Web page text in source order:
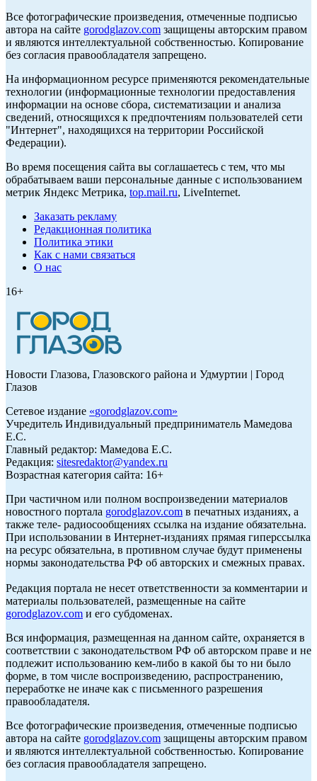
Все фотографические произведения, отмеченные подписью
автора на сайте gorodglazov.com защищены авторским правом
и являются интеллектуальной собственностью. Копирование
без согласия правообладателя запрещено.
На информационном ресурсе применяются рекомендательные
технологии (информационные технологии предоставления
информации на основе сбора, систематизации и анализа
сведений, относящихся к предпочтениям пользователей сети
"Интернет", находящихся на территории Российской
Федерации).
Во время посещения сайта вы соглашаетесь с тем, что мы
обрабатываем ваши персональные данные с использованием
метрик Яндекс Метрика, top.mail.ru, LiveInternet.
Заказать рекламу
Редакционная политика
Политика этики
Как с нами связаться
О нас
16+
Новости Глазова, Глазовского района и Удмуртии | Город
Глазов
Сетевое издание «gorodglazov.com»
Учредитель Индивидуальный предприниматель Мамедова
Е.С.
Главный редактор: Мамедова Е.С.
Редакция: sitesredaktor@yandex.ru
Возрастная категория сайта: 16+
При частичном или полном воспроизведении материалов
новостного портала gorodglazov.com в печатных изданиях, а
также теле- радиосообщениях ссылка на издание обязательна.
При использовании в Интернет-изданиях прямая гиперссылка
на ресурс обязательна, в противном случае будут применены
нормы законодательства РФ об авторских и смежных правах.
Редакция портала не несет ответственности за комментарии и
материалы пользователей, размещенные на сайте
gorodglazov.com и его субдоменах.
Вся информация, размещенная на данном сайте, охраняется в
соответствии с законодательством РФ об авторском праве и не
подлежит использованию кем-либо в какой бы то ни было
форме, в том числе воспроизведению, распространению,
переработке не иначе как с письменного разрешения
правообладателя.
Все фотографические произведения, отмеченные подписью
автора на сайте gorodglazov.com защищены авторским правом
и являются интеллектуальной собственностью. Копирование
без согласия правообладателя запрещено.